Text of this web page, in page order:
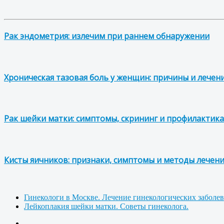
Рак эндометрия: излечим при раннем обнаружении
Хроническая тазовая боль у женщин: причины и
Рак шейки матки: симптомы, скрининг и профилактика
Кисты яичников: признаки, симптомы и методы
Гинекологи в Москве. Лечение гинекологических
Лейкоплакия шейки матки. Советы гинеколога.